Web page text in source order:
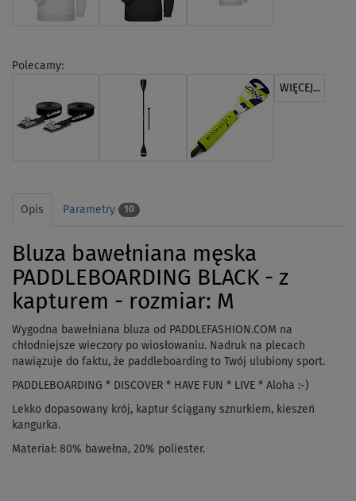
Polecamy:
WIĘCEJ...
Opis Parametry 10
Bluza bawełniana męska
PADDLEBOARDING BLACK - z
kapturem - rozmiar: M
Wygodna bawełniana bluza od PADDLEFASHION.COM na
chłodniejsze wieczory po wiosłowaniu. Nadruk na plecach
nawiązuje do faktu, że paddleboarding to Twój ulubiony sport.
PADDLEBOARDING * DISCOVER * HAVE FUN * LIVE * Aloha :-)
Lekko dopasowany krój, kaptur ściągany sznurkiem, kieszeń
kangurka.
Materiał: 80% bawełna, 20% poliester.